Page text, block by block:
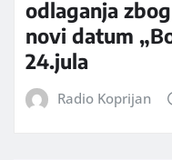
odlaganja
novi datum
24.jula
Radio Koprijan